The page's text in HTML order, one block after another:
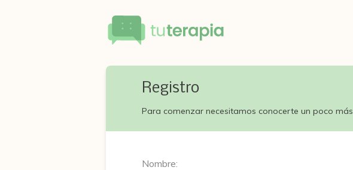
Registro
Para comenzar necesitamos conocerte un poco más
Nombre: